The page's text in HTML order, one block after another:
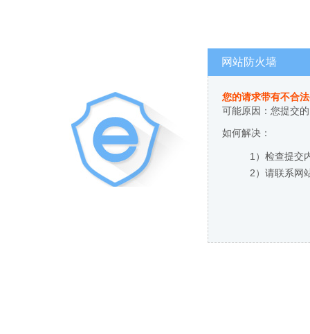
网站防火墙
您的请求带有不合
可能原因：您提交
如何解决：
1）检查提交
2）请联系网